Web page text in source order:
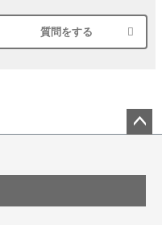
で印刷するときの設定
商品はありますか
プはありますか？
質問をする
ップ